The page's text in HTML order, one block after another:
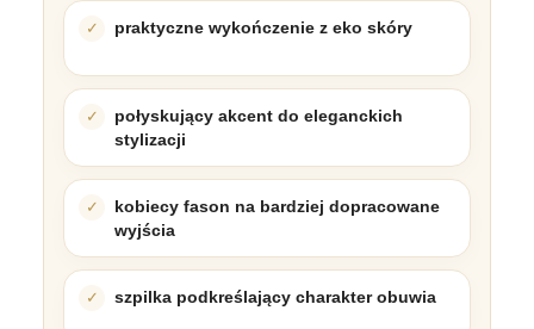
praktyczne wykończenie z eko skóry
połyskujący akcent do eleganckich
stylizacji
kobiecy fason na bardziej dopracowane
wyjścia
szpilka podkreślający charakter obuwia